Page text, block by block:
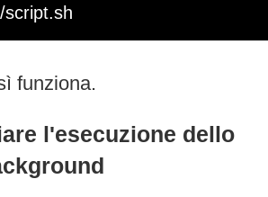
script.sh
funziona.
l'esecuzione dello